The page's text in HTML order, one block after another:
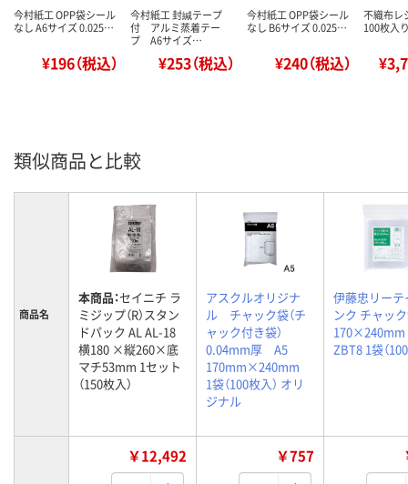
今村紙工 OPP袋シール
なし A6サイズ 0.025…
¥196（税込）
今村紙工 封緘テープ
付 アルミ蒸着テー
プ A6サイズ…
¥253（税込）
今村紙工 OPP袋シール
なし B6サイズ 0.025…
¥240（税込）
不織布レ
100枚入
類似商品と比較
商品名
本商品：セイニチ ラ
ミジップ（R）スタン
ドパック AL AL-18
横180 ×縦260×底
マチ53mm 1セット
（150枚入）
アスクルオリジナ
ル チャック袋（チ
ャック付き袋）
0.04mm厚 A5
170mm×240mm
1袋（100枚入） オリ
ジナル
伊藤忠リーテ
ンク チャッ
170×240mm
ZBT8 1袋（
￥12,492 ￥757